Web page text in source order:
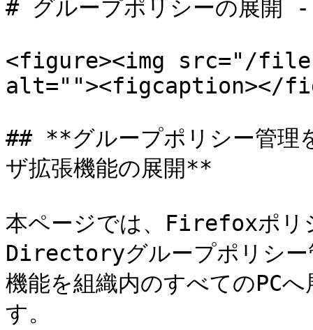
# グループポリシーの展
<figure><img src="/files/
alt=""><figcaption></
## **グループポリシー管
ザ拡張機能の展開**
本ページでは、Firefoxポリ
Directoryグループポリシー
機能を組織内のすべてのPC
す。